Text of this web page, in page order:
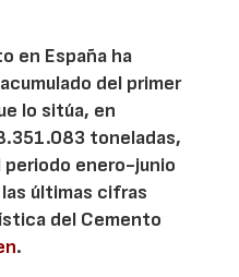
en España ha
del primer
lo sitúa, en
toneladas,
periodo enero-junio
últimas cifras
del Cemento
.